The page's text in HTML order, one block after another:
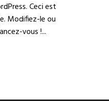
Ceci est
Modifiez-le ou
vous !